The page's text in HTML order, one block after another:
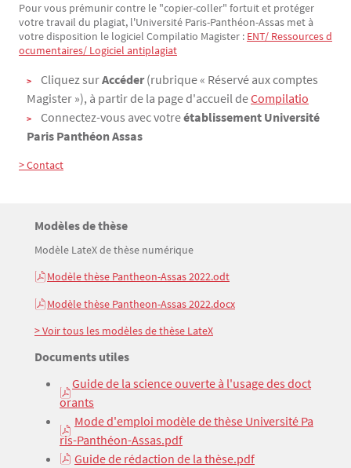
Pour vous prémunir contre le "copier-coller" fortuit et protéger
votre travail du plagiat, l'Université Paris-Panthéon-Assas met à
votre disposition le logiciel Compilatio Magister : ENT/ Ressources d
ocumentaires/ Logiciel antiplagiat
Cliquez surAccéder(rubrique « Réservé aux comptes
Magister »), à partir de la page d'accueil deCompilatio
Connectez-vous avec votreétablissement Université
Paris Panthéon Assas
> Contact
Bloc(s) libre(s)
Titre
Modèles de thèse
Texte
Modèle LateX de thèse numérique
Modèle thèse Pantheon-Assas 2022.odt
Modèle thèse Pantheon-Assas 2022.docx
> Voir tous les modèles de thèse LateX
Titre
Documents utiles
Texte
Guide de la science ouverte à l'usage des doct
orants
Mode d'emploi modèle de thèse Université Pa
ris-Panthéon-Assas.pdf
Guide de rédaction de la thèse.pdf